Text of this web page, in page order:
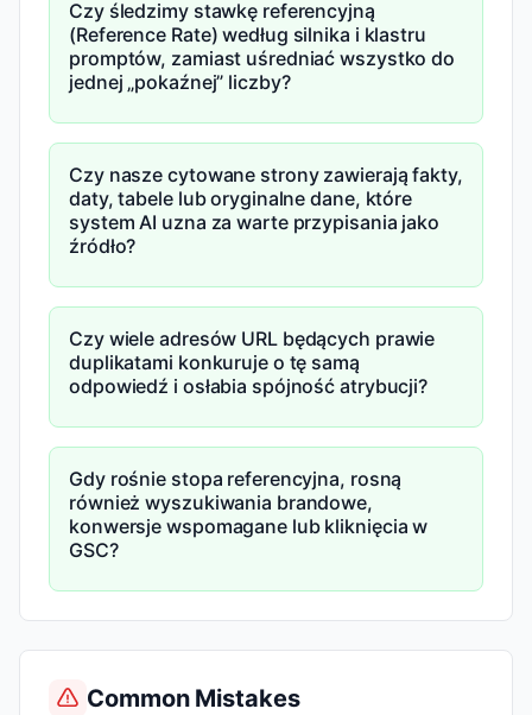
Czy śledzimy stawkę referencyjną
(Reference Rate) według silnika i klastru
promptów, zamiast uśredniać wszystko do
jednej „pokaźnej” liczby?
Czy nasze cytowane strony zawierają fakty,
daty, tabele lub oryginalne dane, które
system AI uzna za warte przypisania jako
źródło?
Czy wiele adresów URL będących prawie
duplikatami konkuruje o tę samą
odpowiedź i osłabia spójność atrybucji?
Gdy rośnie stopa referencyjna, rosną
również wyszukiwania brandowe,
konwersje wspomagane lub kliknięcia w
GSC?
Common Mistakes